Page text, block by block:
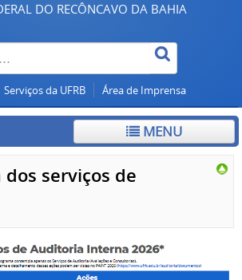
Legislação
Canais
DO RECÔNCAVO DA BAHIA
Serviços da UFRB Área de Imprensa
MENU
serviços de